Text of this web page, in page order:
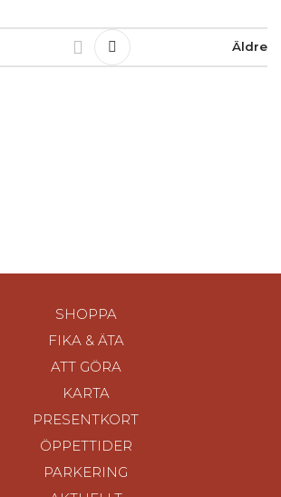
Äldre
SHOPPA
FIKA & ÄTA
ATT GÖRA
KARTA
PRESENTKORT
ÖPPETTIDER
PARKERING